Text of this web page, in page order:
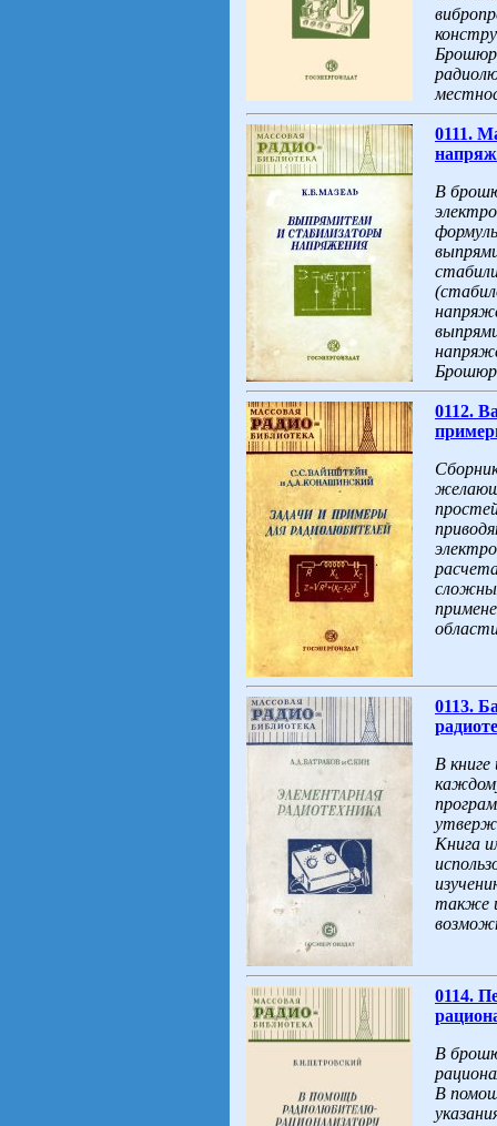
0111.
В
0112.
0113.
В
Книга
также
0114.
В
В